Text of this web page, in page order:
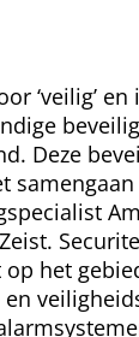
‘veilig’
Deze
het